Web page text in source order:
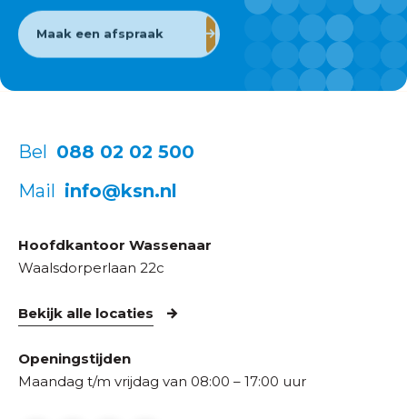
Maak een afspraak
Bel 088 02 02 500
Mail info@ksn.nl
Hoofdkantoor Wassenaar
Waalsdorperlaan 22c
Bekijk alle locaties
Openingstijden
Maandag t/m vrijdag van 08:00 – 17:00 uur